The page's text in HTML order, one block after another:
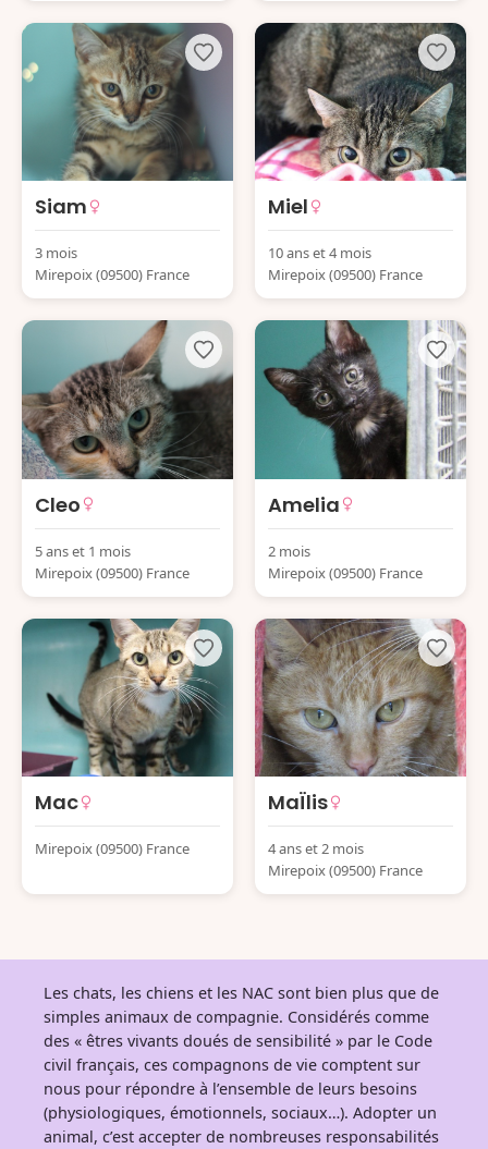
Siam
3 mois
Mirepoix (09500) France
Miel
10 ans et 4 mois
Mirepoix (09500) France
Cleo
5 ans et 1 mois
Mirepoix (09500) France
Amelia
2 mois
Mirepoix (09500) France
Mac
Mirepoix (09500) France
MaÏlis
4 ans et 2 mois
Mirepoix (09500) France
Les chats, les chiens et les NAC sont bien plus que de
simples animaux de compagnie. Considérés comme
des « êtres vivants doués de sensibilité » par le Code
civil français, ces compagnons de vie comptent sur
nous pour répondre à l’ensemble de leurs besoins
(physiologiques, émotionnels, sociaux…). Adopter un
animal, c’est accepter de nombreuses responsabilités